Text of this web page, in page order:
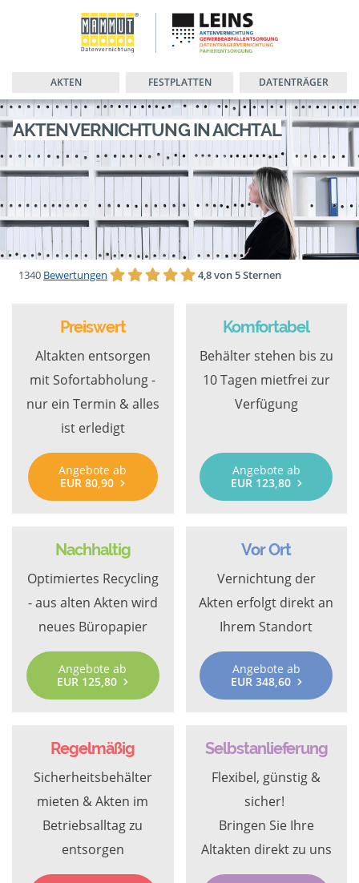
AKTEN FESTPLATTEN DATENTRÄGER
AKTENVERNICHTUNG IN AICHTAL
1340 Bewertungen 4,8 von 5 Sternen
Preiswert
Altakten entsorgen
mit Sofortabholung -
nur ein Termin & alles
ist erledigt
Angebote ab
EUR 80,90
Komfortabel
Behälter stehen bis zu
10 Tagen mietfrei zur
Verfügung
Angebote ab
EUR 123,80
Nachhaltig
Optimiertes Recycling
- aus alten Akten wird
neues Büropapier
Angebote ab
EUR 125,80
Vor Ort
Vernichtung der
Akten erfolgt direkt an
Ihrem Standort
Angebote ab
EUR 348,60
Regelmäßig
Sicherheitsbehälter
mieten & Akten im
Betriebsalltag zu
entsorgen
Selbstanlieferung
Flexibel, günstig &
sicher!
Bringen Sie Ihre
Altakten direkt zu uns